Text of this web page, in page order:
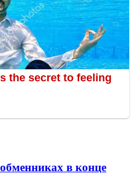
в конце